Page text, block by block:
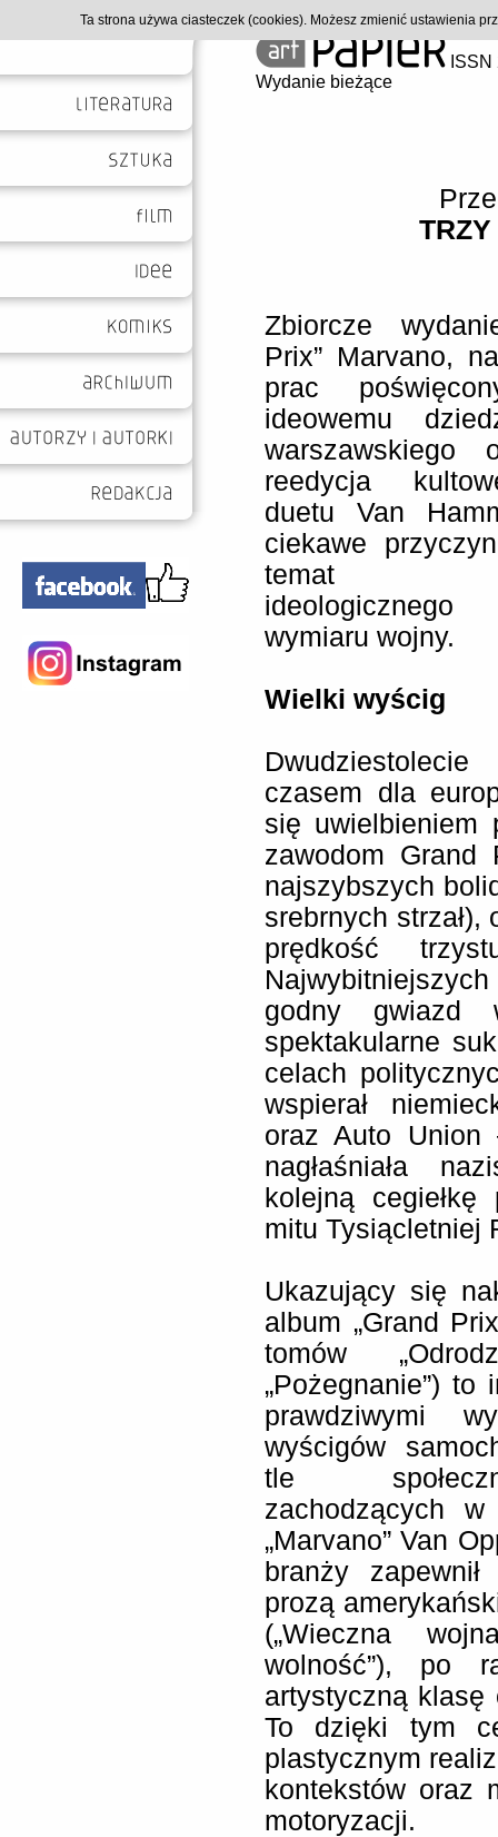
Wydanie bieżące
Zbiorcze
Prix” Marvano,
prac
ideowemu
warszawskiego
reedycja
duetu Van
ciekawe
temat
wymiaru wojny.
Wielki wyścig
czasem dla
się uwielbieniem
zawodom Grand
najszybszych
srebrnych
prędkość
godny gwiazd
spektakularne
celach
wspierał
oraz Auto Union
nagłaśniała
kolejną
mitu Tysiącletniej
Ukazujący się
album „Grand
tomów
„Pożegnanie”)
prawdziwymi
wyścigów
tle
zachodzących
„Marvano” Van
branży
prozą
(„Wieczna
wolność”), po
artystyczną klasę
To dzięki tym
plastycznym
kontekstów oraz
motoryzacji.
Ta strona używa ciasteczek (cookies). Możesz zmienić ustawienia